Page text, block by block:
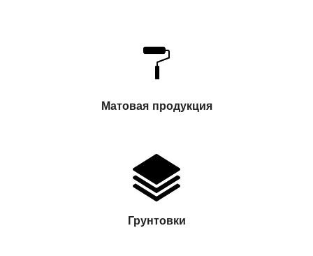
Матовая продукция
Грунтовки